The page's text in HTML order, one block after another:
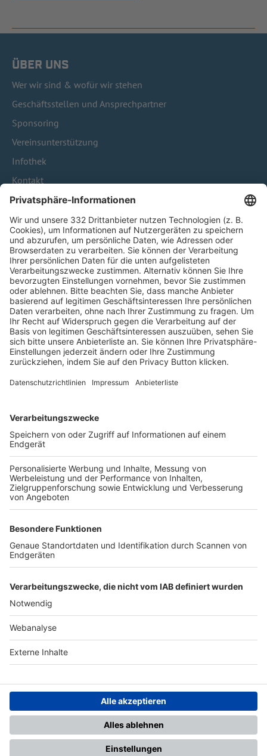
ÜBER UNS
Wer wir sind & wofür wir stehen
Geschäftsstellen und Ansprechpartner
Sponsoring
Vereinsunterstützung
Infothek
Kontakt
HÄUFIG BESUCHTE SEITEN
Pässe und Vereinswechsel
Trainerausbildung
Schulungsangebot Vereinsmitarbeiter
BFV-Geschäftsstellen
Trainerbörse
Login SpielPlus
FOLGE DEM BFV
TOP-VEREINE
TOP-PARTNER
Nutzungsbedingungen Datenschutz Impressum